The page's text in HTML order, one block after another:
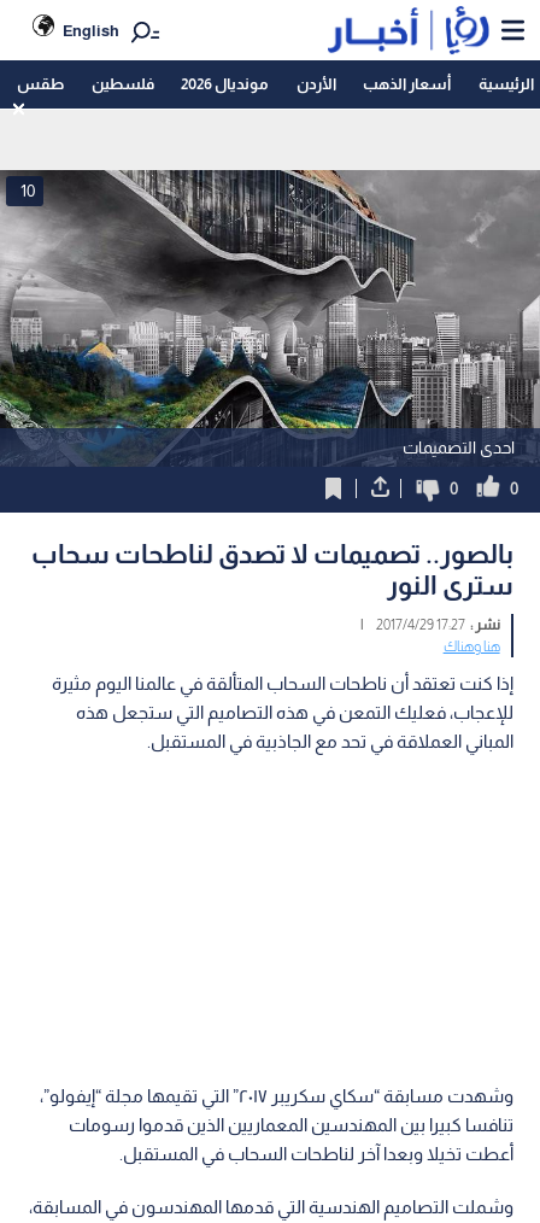
English
الرئيسية أسعار الذهب الأردن مونديال 2026 فلسطين طقس
احدى التصميمات
10
0
0
بالصور.. تصميمات لا تصدق لناطحات سحاب
سترى النور
نشر :17:27 2017/4/29
|
هنا وهناك
إذا كنت تعتقد أن ناطحات السحاب المتألقة في عالمنا اليوم مثيرة
للإعجاب، فعليك التمعن في هذه التصاميم التي ستجعل هذه
المباني العملاقة في تحد مع الجاذبية في المستقبل.
وشهدت مسابقة “سكاي سكريبر ٢٠١٧” التي تقيمها مجلة “إيفولو”،
تنافسا كبيرا بين المهندسين المعماريين الذين قدموا رسومات
أعطت تخيلا وبعدا آخر لناطحات السحاب في المستقبل.
وشملت التصاميم الهندسية التي قدمها المهندسون في المسابقة،